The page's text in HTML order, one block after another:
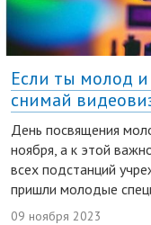
Если ты молод и
снимай
День посвящения
ноября, а к этой
всех подстанций
пришли молодые
09 ноября 2023